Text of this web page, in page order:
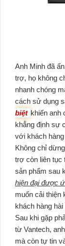
Anh Minh đã
trợ, họ không
nhanh chóng
cách sử dụng
biệt khiến anh
khẳng định sự
với khách
Không chỉ
trợ còn liên tục
sản phẩm sau
hiện đại được
muốn cải thiện
khách hàng
Sau khi gặp
từ Vantech,
mà còn tự tin